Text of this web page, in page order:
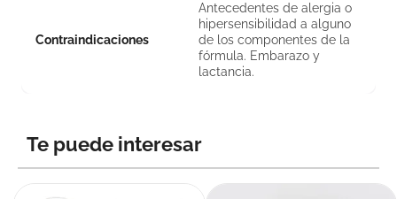
Contraindicaciones
Antecedentes de alergia o
hipersensibilidad a alguno
de los componentes de la
fórmula. Embarazo y
lactancia.
Te puede interesar